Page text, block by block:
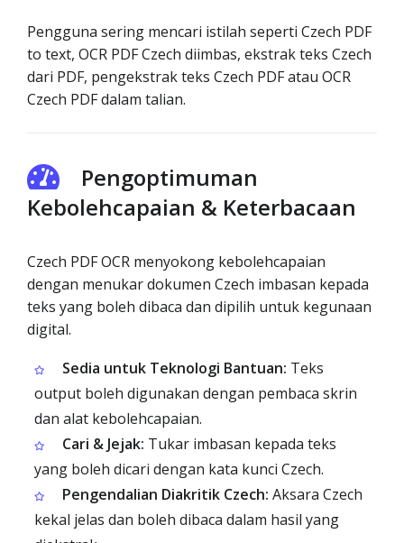
Pengguna sering mencari istilah seperti Czech PDF
to text, OCR PDF Czech diimbas, ekstrak teks Czech
dari PDF, pengekstrak teks Czech PDF atau OCR
Czech PDF dalam talian.
Pengoptimuman
Kebolehcapaian & Keterbacaan
Czech PDF OCR menyokong kebolehcapaian
dengan menukar dokumen Czech imbasan kepada
teks yang boleh dibaca dan dipilih untuk kegunaan
digital.
Sedia untuk Teknologi Bantuan: Teks
output boleh digunakan dengan pembaca skrin
dan alat kebolehcapaian.
Cari & Jejak: Tukar imbasan kepada teks
yang boleh dicari dengan kata kunci Czech.
Pengendalian Diakritik Czech: Aksara Czech
kekal jelas dan boleh dibaca dalam hasil yang